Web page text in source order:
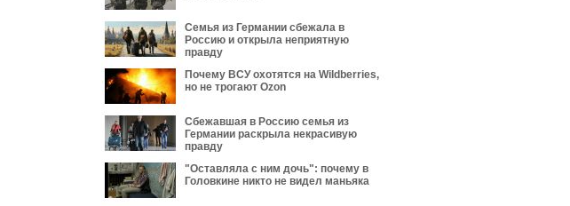
Семья из Германии сбежала в
Россию и открыла неприятную
правду
Почему ВСУ охотятся на Wildberries,
но не трогают Оzon
Сбежавшая в Россию семья из
Германии раскрыла некрасивую
правду
"Оставляла с ним дочь": почему в
Головкине никто не видел маньяка